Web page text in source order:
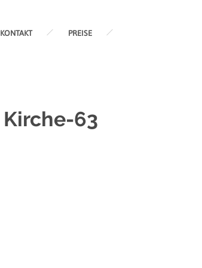
KONTAKT PREISE
Kirche-63